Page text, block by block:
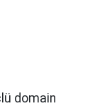
domain